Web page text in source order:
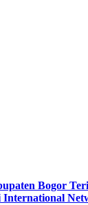
Bogor
International